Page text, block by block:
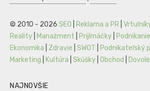
© 2010 - 2026 SEO Reklama a PR
Reality
Manažment Prijímáčky Podnikanie
Ekonomika
Zdravie SWOT Podnikateľský
Marketing
Kultúra Skúšky Obchod
NAJNOVŠIE